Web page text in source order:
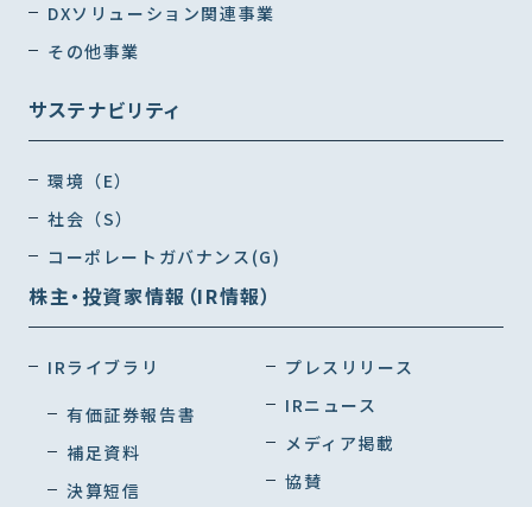
DXソリューション関連事業
その他事業
サステナビリティ
環境（E）
社会（S）
コーポレートガバナンス(G)
株主・投資家情報（IR情報）
IRライブラリ
有価証券報告書
補足資料
決算短信
プレスリリース
IRニュース
メディア掲載
協賛